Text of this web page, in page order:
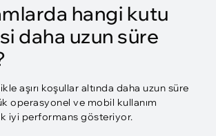
hangi kutu
daha uzun süre
aşırı koşullar altında daha uzun süre
operasyonel ve mobil kullanım
iyi performans gösteriyor.